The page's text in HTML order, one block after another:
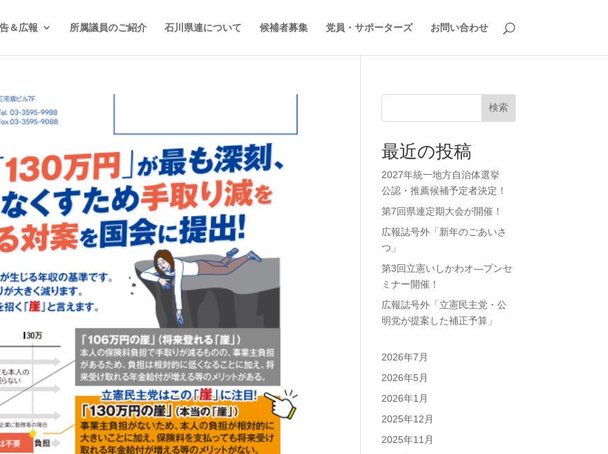
＆広報 所属議員のご紹介 石川県連について 候補者募集 党員・サポーターズ お問い合わせ
検索
最近の投稿
2027年統一地方自治体選挙
公認・推薦候補予定者決定！
第7回県連定期大会が開催！
広報誌号外「新年のごあいさ
つ」
第3回立憲いしかわオ―プンセ
ミナー開催！
広報誌号外「立憲民主党・公
明党が提案した補正予算」
2026年7月
2026年5月
2026年1月
2025年12月
2025年11月